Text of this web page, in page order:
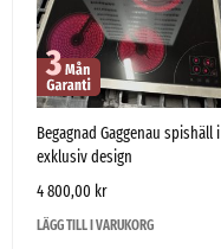
Begagnad Gaggenau spishäll i
exklusiv design
4 800,00 kr
LÄGG TILL I VARUKORG